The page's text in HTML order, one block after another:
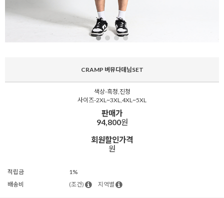
CRAMP 버뮤다데님SET
색상-흑청,진청
사이즈-2XL~3XL,4XL~5XL
판매가
94,800원
회원할인가격
원
적립금
1%
배송비
(조건) 지역별